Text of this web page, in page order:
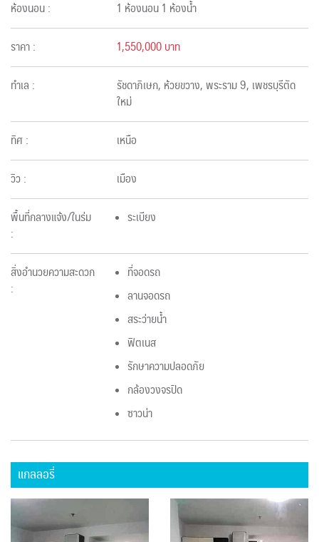
ห้องนอน : 1 ห้องนอน 1 ห้องน้ำ
ราคา : 1,550,000 บาท
ทำเล :
รัชดาภิเษก, ห้วยขวาง, พระราม 9, เพชรบุรีตัด
ใหม่
ทิศ : เหนือ
วิว : เมือง
พื้นที่กลางแจ้ง/ในร่ม
:
ระเบียง
สิ่งอำนวยความสะดวก
:
ที่จอดรถ
ลานจอดรถ
สระว่ายน้ำ
ฟิตเนส
รักษาความปลอดภัย
กล้องวงจรปิด
ซาวน่า
แกลลอรี่